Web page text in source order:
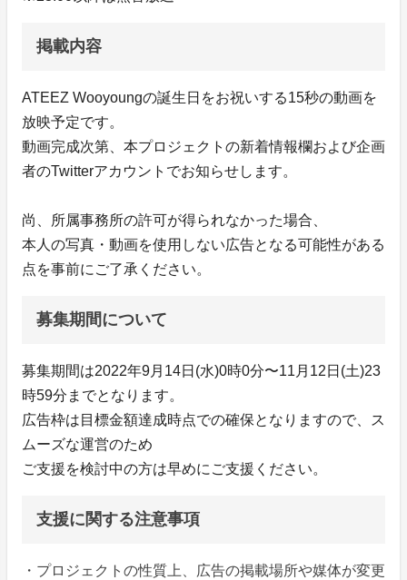
掲載内容
ATEEZ Wooyoungの誕生日をお祝いする15秒の動画を
放映予定です。
動画完成次第、本プロジェクトの新着情報欄および企画
者のTwitterアカウントでお知らせします。
尚、所属事務所の許可が得られなかった場合、
本人の写真・動画を使用しない広告となる可能性がある
点を事前にご了承ください。
募集期間について
募集期間は2022年9月14日(水)0時0分〜11月12日(土)23
時59分までとなります。
広告枠は目標金額達成時点での確保となりますので、ス
ムーズな運営のため
ご支援を検討中の方は早めにご支援ください。
支援に関する注意事項
・プロジェクトの性質上、広告の掲載場所や媒体が変更